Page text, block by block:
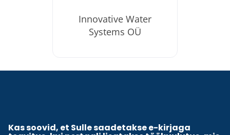
Innovative Water
Systems OÜ
Kas soovid, et Sulle saadetakse e-kirjaga